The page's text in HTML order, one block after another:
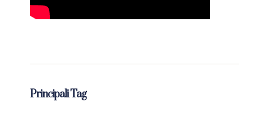
Principali Tag